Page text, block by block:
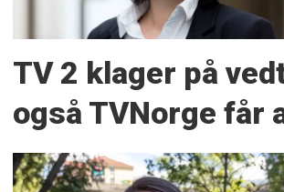
TV 2 klager på
også TVNorge får